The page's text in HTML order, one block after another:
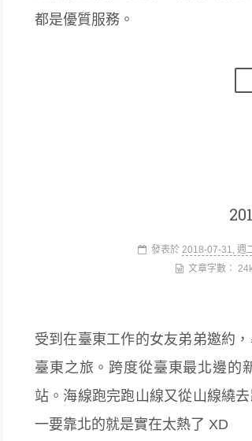
都是優質服務。
發表於 2018-07-31, 週
文章字數：
受到在臺東工作的女友弟弟邀約
臺東之旅。跨度從臺東最北邊的
站。海線跑完跑山線又從山線繞
一要靠北的就是實在太熱了 XD